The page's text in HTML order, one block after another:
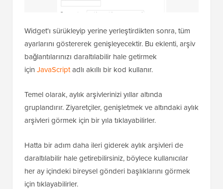
Widget'ı sürükleyip yerine yerleştirdikten sonra, tüm
ayarlarını göstererek genişleyecektir. Bu eklenti, arşiv
bağlantılarınızı daraltılabilir hale getirmek
için JavaScriptadlı akıllı bir kod kullanır.
Temel olarak, aylık arşivlerinizi yıllar altında
gruplandırır. Ziyaretçiler, genişletmek ve altındaki aylık
arşivleri görmek için bir yıla tıklayabilirler.
Hatta bir adım daha ileri giderek aylık arşivleri de
daraltılabilir hale getirebilirsiniz, böylece kullanıcılar
her ay içindeki bireysel gönderi başlıklarını görmek
için tıklayabilirler.